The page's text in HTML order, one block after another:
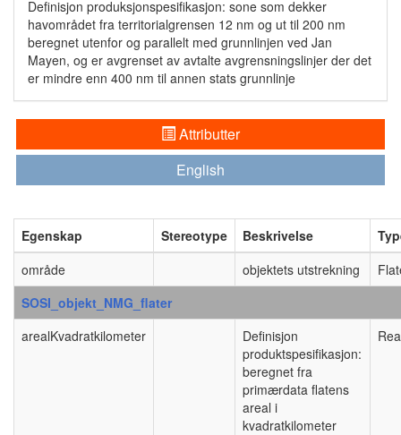
Definisjon produksjonspesifikasjon: sone som dekker
havområdet fra territorialgrensen 12 nm og ut til 200 nm
beregnet utenfor og parallelt med grunnlinjen ved Jan
Mayen, og er avgrenset av avtalte avgrensningslinjer der det
er mindre enn 400 nm til annen stats grunnlinje
Attributter
English
Egenskap Stereotype Beskrivelse
område
objektets utstrekning
SOSI_objekt_NMG_flater
arealKvadratkilometer
Definisjon
produktspesifikasjon:
beregnet fra
primærdata flatens
areal i
kvadratkilometer